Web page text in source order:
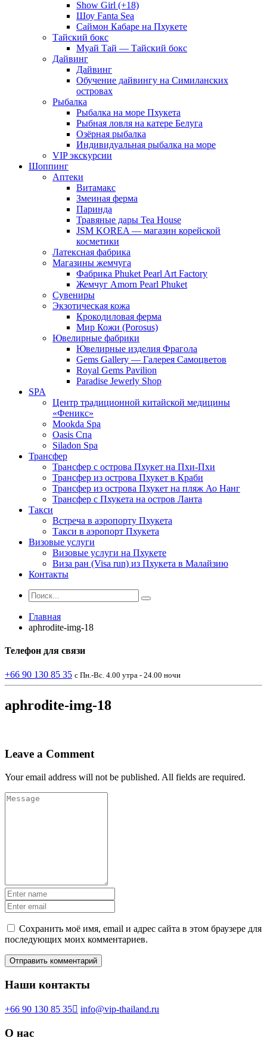
Show Girl (+18)
Шоу Fanta Sea
Саймон Кабаре на Пхукете
Тайский бокс
Муай Тай — Тайский бокс
Дайвинг
Дайвинг
Обучение дайвингу на Симиланских
островах
Рыбалка
Рыбалка на море Пхукета
Рыбная ловля на катере Белуга
Озёрная рыбалка
Индивидуальная рыбалка на море
VIP экскурсии
Шоппинг
Аптеки
Витамакс
Змеиная ферма
Паринда
Травяные дары Tea House
JSM KOREA — магазин корейской
косметики
Латексная фабрика
Магазины жемчуга
Фабрика Phuket Pearl Art Factory
Жемчуг Amorn Pearl Phuket
Сувениры
Экзотическая кожа
Крокодиловая ферма
Мир Кожи (Porosus)
Ювелирные фабрики
Ювелирные изделия Фрагола
Gems Gallery — Галерея Самоцветов
Royal Gems Pavilion
Paradise Jewerly Shop
SPA
Центр традиционной китайской медицины
«Феникс»
Mookda Spa
Oasis Спа
Siladon Spa
Трансфер
Трансфер с острова Пхукет на Пхи-Пхи
Трансфер из острова Пхукет в Краби
Трансфер из острова Пхукет на пляж Ао Нанг
Трансфер с Пхукета на остров Ланта
Такси
Встреча в аэропорту Пхукета
Такси в аэропорт Пхукета
Визовые услуги
Визовые услуги на Пхукете
Виза ран (Visa run) из Пхукета в Малайзию
Контакты
Главная
aphrodite-img-18
Телефон для связи
+66 90 130 85 35 с Пн.-Вс. 4.00 утра - 24.00 ночи
aphrodite-img-18
Leave a Comment
Your email address will not be published. All fields are required.
Сохранить моё имя, email и адрес сайта в этом браузере для
последующих моих комментариев.
Наши контакты
+66 90 130 85 35 info@vip-thailand.ru
О нас